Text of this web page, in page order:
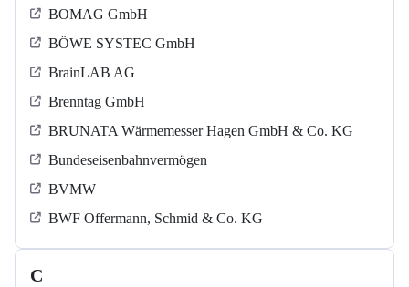
BOMAG GmbH
BÖWE SYSTEC GmbH
BrainLAB AG
Brenntag GmbH
BRUNATA Wärmemesser Hagen GmbH & Co. KG
Bundeseisenbahnvermögen
BVMW
BWF Offermann, Schmid & Co. KG
C